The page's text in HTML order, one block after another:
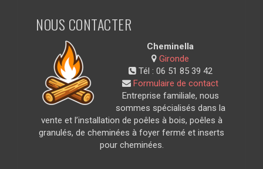
NOUS CONTACTER
Cheminella
Gironde
Tél : 06 51 85 39 42
Formulaire de contact
Entreprise familiale, nous
sommes spécialisés dans la
vente et l’installation de poêles à bois, poêles à
granulés, de cheminées à foyer fermé et inserts
pour cheminées.